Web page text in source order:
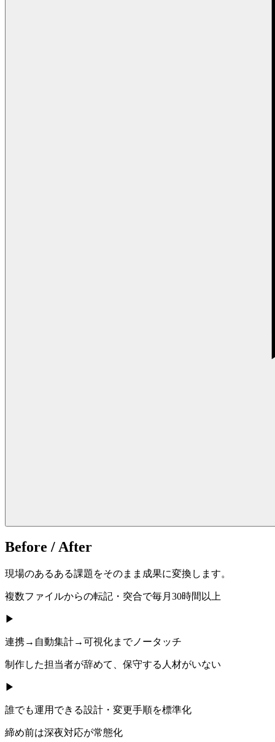
Before / After
現場のあるある課題をそのまま成果に変換します。
複数ファイルからの転記・突合で毎月30時間以上
▶
連携→自動集計→可視化までノータッチ
制作した担当者が辞めて、保守する人材がいない
▶
誰でも運用できる設計・変更手順を標準化
締め前は深夜対応が常態化